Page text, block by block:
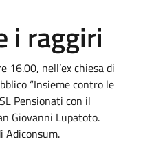
i raggiri
16.00, nell’ex chiesa di
“Insieme contro le
Pensionati con il
Giovanni Lupatoto.
Adiconsum.